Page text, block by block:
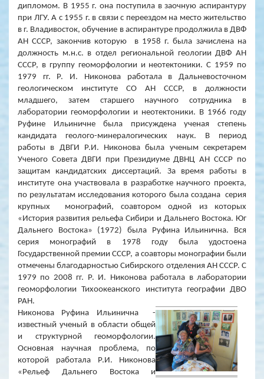
дипломом. В 1955 г. она поступила в заочную аспирантуру
при ЛГУ. А с 1955 г. в связи с переездом на место жительство
в г. Владивосток, обучение в аспирантуре продолжила в ДВФ
АН СССР, закончив которую в 1958 г. была зачислена на
должность м.н.с. в отдел региональной геологии ДВФ АН
СССР, в группу геоморфологии и неотектоники. С 1959 по
1979 гг. Р. И. Никонова работала в Дальневосточном
геологическом институте СО АН СССР, в должности
младшего, затем старшего научного сотрудника в
лаборатории геоморфологии и неотектоники. В 1966 году
Руфине Ильиничне была присуждена ученая степень
кандидата геолого-минералогических наук. В период
работы в ДВГИ Р.И. Никонова была ученым секретарем
Ученого Совета ДВГИ при Президиуме ДВНЦ АН СССР по
защитам кандидатских диссертаций. За время работы в
институте она участвовала в разработке научного проекта,
по результатам исследования которого была создана серия
крупных монографий, соавтором одной из которых
«История развития рельефа Сибири и Дальнего Востока. Юг
Дальнего Востока» (1972) была Руфина Ильинична. Вся
серия монографий в 1978 году была удостоена
Государственной премии СССР, а соавторы монографии были
отмечены благодарностью Сибирского отделения АН СССР. С
1979 по 2008 гг. Р. И. Никонова работала в лаборатории
геоморфологии Тихоокеанского института географии ДВО
РАН.
Никонова Руфина Ильинична -
известный ученый в области общей
и структурной геоморфологии.
Основная научная проблема, по
которой работала Р.И. Никонова
«Рельеф Дальнего Востока и